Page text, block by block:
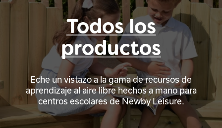
Todos los
productos
Eche un vistazo a la gama de recursos de
aprendizaje al aire libre hechos a mano para
centros escolares de Newby Leisure.